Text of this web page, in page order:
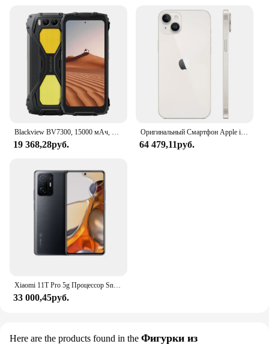
19 368,28руб.
Оригинальный Смартфон Apple iPhone 14 Plus, телефон с идентификацией по лицу, экран 6,7 дюйма, 6 ГБ ОЗУ 128/256/512 Гб ПЗУ, двойная камера 12 МП, A15, IOS, шестиядерный процессор
64 479,11руб.
33 000,45руб.
Here are the products found in the Фигурки из